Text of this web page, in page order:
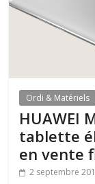
Ordi & Matériels
HUAWEI
tablette
en vente
2 septembre